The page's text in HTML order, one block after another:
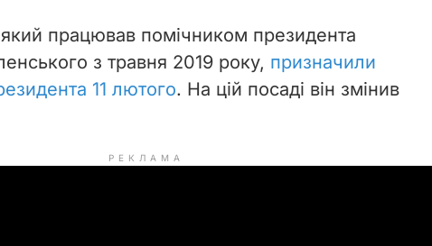
працював помічником президента
з травня 2019 року, призначили
11 лютого. На цій посаді він змінив
РЕКЛАМА